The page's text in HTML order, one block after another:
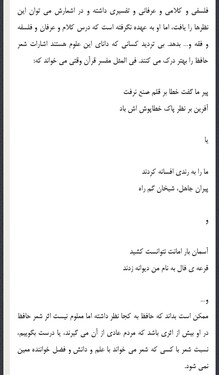
فلسفی و کلامی و عرفانی و تفسیری داشته و در اشعارش می توان این
نظرها را یافت، اما او به عهده نگرفته است که درس کلام و عرفان و فلسفه
و فقه و… بدهد. بی تردید کسانی که دانای این علوم هستند اشارات شعر
حافظ را بهتر درک می کنند. فی المثل مفسر قرآن وقتی می خواند که:
پیر ما گفت خطا بر قلم صنع نرفت
آفرین بر نظر پاک خطاپوش اش باد
یا
ما را به رندی افسانه کردند
پیران جاهل، شیخان گم راه
و
آسمان بار امانت نتوانست کشید
قرعه ی فال به نام من دیوانه زدند
و…
ممکن است بداند که حافظ به کجا نظر داشته اما معلوم نیست اثر شعر حافظ
در او بیش از اثری باشد که مردم عادی از آن می گیرند، یا درست بگوییم،
نسبت شعر با کسی که شعر می خواند با علم و دانش و فضل خواننده معین
نمی شود.